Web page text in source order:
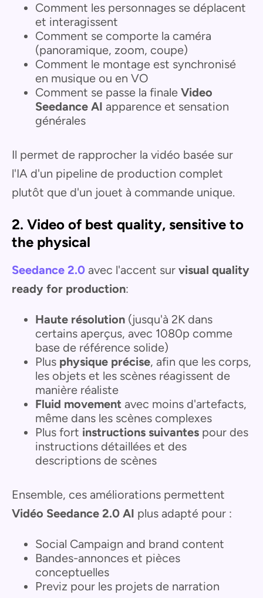
Comment les personnages se déplacent
et interagissent
Comment se comporte la caméra
(panoramique, zoom, coupe)
Comment le montage est synchronisé
en musique ou en VO
Comment se passe la finale Video
Seedance AI apparence et sensation
générales
Il permet de rapprocher la vidéo basée sur
l'IA d'un pipeline de production complet
plutôt que d'un jouet à commande unique.
2. Video of best quality, sensitive to
the physical
Seedance 2.0 avec l'accent sur visual quality
ready for production:
Haute résolution (jusqu'à 2K dans
certains aperçus, avec 1080p comme
base de référence solide)
Plus physique précise, afin que les corps,
les objets et les scènes réagissent de
manière réaliste
Fluid movement avec moins d'artefacts,
même dans les scènes complexes
Plus fort instructions suivantes pour des
instructions détaillées et des
descriptions de scènes
Ensemble, ces améliorations permettent
Vidéo Seedance 2.0 AI plus adapté pour :
Social Campaign and brand content
Bandes-annonces et pièces
conceptuelles
Previz pour les projets de narration